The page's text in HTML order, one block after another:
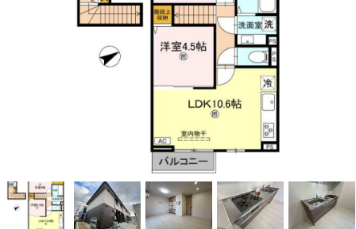
初期費用リーズナブル物件
地図から探す
スタッフ